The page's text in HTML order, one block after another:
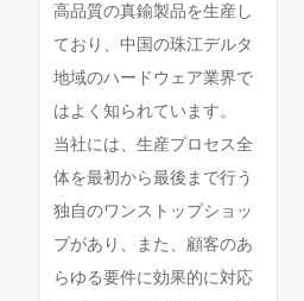
高品質の真鍮製品を生産し
ており、中国の珠江デルタ
地域のハードウェア業界で
はよく知られています。
当社には、生産プロセス全
体を最初から最後まで行う
独自のワンストップショッ
プがあり、また、顧客のあ
らゆる要件に効果的に対応